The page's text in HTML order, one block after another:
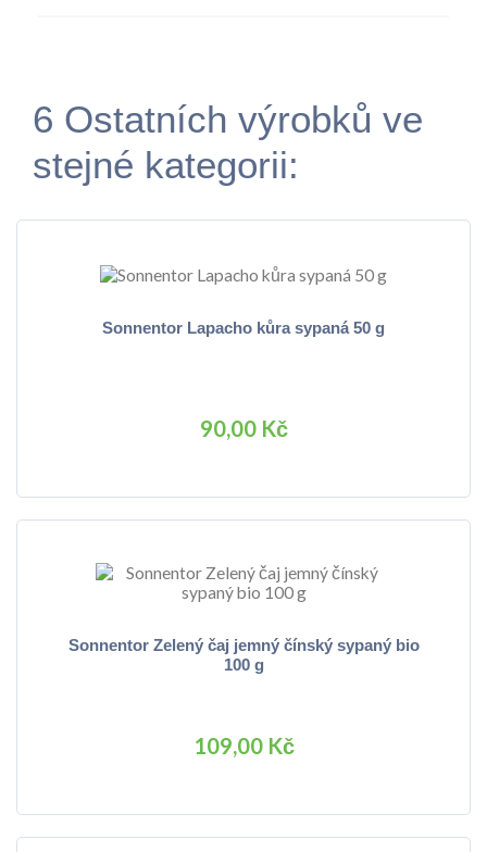
6 Ostatních výrobků ve
stejné kategorii:
Sonnentor Lapacho kůra sypaná 50 g
90,00 Kč
Sonnentor Zelený čaj jemný čínský sypaný bio
100 g
109,00 Kč